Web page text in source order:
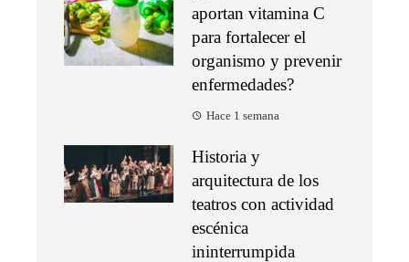
aportan vitamina C
para fortalecer el
organismo y prevenir
enfermedades?
Hace 1 semana
Historia y
arquitectura de los
teatros con actividad
escénica
ininterrumpida